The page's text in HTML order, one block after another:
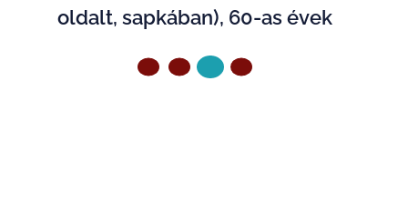
oldalt, sapkában), 60-as évek